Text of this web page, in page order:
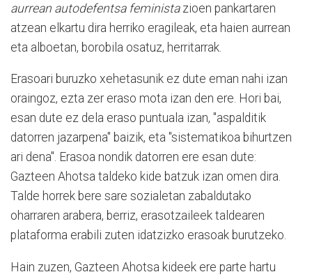
aurrean autodefentsa feministazioen pankartaren
atzean elkartu dira herriko eragileak, eta haien aurrean
eta alboetan, borobila osatuz, herritarrak.
Erasoari buruzko xehetasunik ez dute eman nahi izan
oraingoz, ezta zer eraso mota izan den ere. Hori bai,
esan dute ez dela eraso puntuala izan, "aspalditik
datorren jazarpena" baizik, eta "sistematikoa bihurtzen
ari dena". Erasoa nondik datorren ere esan dute:
Gazteen Ahotsa taldeko kide batzuk izan omen dira.
Talde horrek bere sare sozialetan zabaldutako
oharraren arabera, berriz, erasotzaileek taldearen
plataforma erabili zuten idatzizko erasoak burutzeko.
Hain zuzen, Gazteen Ahotsa kideek ere parte hartu